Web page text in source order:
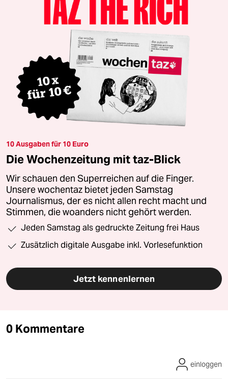
10 Ausgaben für 10 Euro
Die Wochenzeitung mit taz-Blick
Wir schauen den Superreichen auf die Finger.
Unsere wochentaz bietet jeden Samstag
Journalismus, der es nicht allen recht macht und
Stimmen, die woanders nicht gehört werden.
Jeden Samstag als gedruckte Zeitung frei Haus
Zusätzlich digitale Ausgabe inkl. Vorlesefunktion
Jetzt kennenlernen
0 Kommentare
einloggen